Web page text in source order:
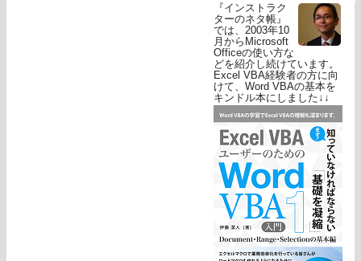
『インストラク
ターのネタ帳』
では、2003年10
月からMicrosoft
Officeの使い方な
どを紹介し続けています。
Excel VBA経験者の方に向
けて、Word VBAの基本を
キンドル本にしました↓↓